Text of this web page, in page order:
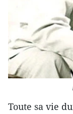
Toute sa vie